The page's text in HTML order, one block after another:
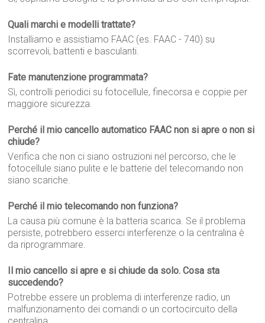
Quali marchi e modelli trattate?
Installiamo e assistiamo FAAC (es. FAAC - 740) su
scorrevoli, battenti e basculanti.
Fate manutenzione programmata?
Sì, controlli periodici su fotocellule, finecorsa e coppie per
maggiore sicurezza.
Perché il mio cancello automatico FAAC non si apre o non si
chiude?
Verifica che non ci siano ostruzioni nel percorso, che le
fotocellule siano pulite e le batterie del telecomando non
siano scariche.
Perché il mio telecomando non funziona?
La causa più comune è la batteria scarica. Se il problema
persiste, potrebbero esserci interferenze o la centralina è
da riprogrammare.
Il mio cancello si apre e si chiude da solo. Cosa sta
succedendo?
Potrebbe essere un problema di interferenze radio, un
malfunzionamento dei comandi o un cortocircuito della